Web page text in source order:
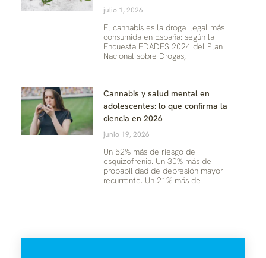
julio 1, 2026
El cannabis es la droga ilegal más
consumida en España: según la
Encuesta EDADES 2024 del Plan
Nacional sobre Drogas,
Cannabis y salud mental en
adolescentes: lo que confirma la
ciencia en 2026
junio 19, 2026
Un 52% más de riesgo de
esquizofrenia. Un 30% más de
probabilidad de depresión mayor
recurrente. Un 21% más de